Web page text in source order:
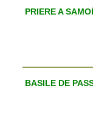
PRIERE A
BASILE DE